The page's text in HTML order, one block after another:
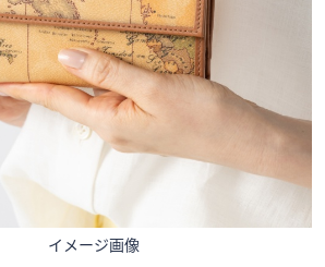
イメージ画像